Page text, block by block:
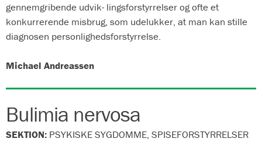
gennemgribende udvik- lingsforstyrrelser og ofte et
konkurrerende misbrug, som udelukker, at man kan stille
diagnosen personlighedsforstyrrelse.
Michael Andreassen
Bulimia nervosa
SEKTION: PSYKISKE SYGDOMME, SPISEFORSTYRRELSER